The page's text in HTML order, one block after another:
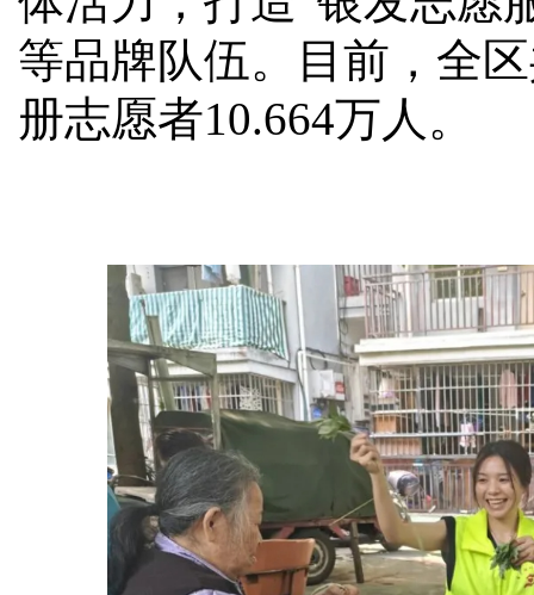
等品牌队伍。目前，全
册志愿者10.664万人。